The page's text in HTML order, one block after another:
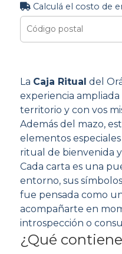
Calculá el costo de
La Caja Ritual del
experiencia ampliada
territorio y con vos
Además del mazo,
elementos
ritual de bienvenida
Cada carta es una
entorno, sus
fue pensada como
acompañarte en
introspección o
¿Qué